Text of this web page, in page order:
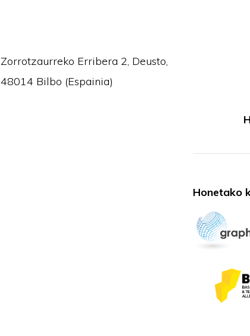
Zorrotzaurreko Erribera 2, Deusto,
48014 Bilbo (Espainia)
Honetako